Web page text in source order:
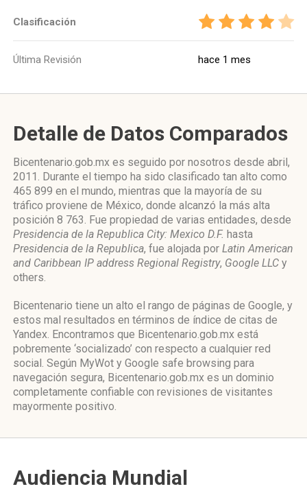
Clasificación
Última Revisión hace 1 mes
Detalle de Datos Comparados
Bicentenario.gob.mx es seguido por nosotros desde abril,
2011. Durante el tiempo ha sido clasificado tan alto como
465 899 en el mundo, mientras que la mayoría de su
tráfico proviene de México, donde alcanzó la más alta
posición 8 763. Fue propiedad de varias entidades, desde
Presidencia de la Republica City: Mexico D.F. hasta
Presidencia de la Republica, fue alojada por Latin American
and Caribbean IP address Regional Registry, Google LLC y
others.
Bicentenario tiene un alto el rango de páginas de Google, y
estos mal resultados en términos de índice de citas de
Yandex. Encontramos que Bicentenario.gob.mx está
pobremente ‘socializado’ con respecto a cualquier red
social. Según MyWot y Google safe browsing para
navegación segura, Bicentenario.gob.mx es un dominio
completamente confiable con revisiones de visitantes
mayormente positivo.
Audiencia Mundial